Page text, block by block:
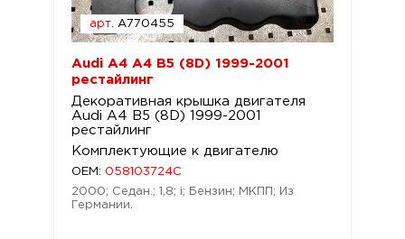
арт. A770455
Audi A4 A4 B5 (8D) 1999-2001
рестайлинг
Декоративная крышка двигателя
Audi A4 B5 (8D) 1999-2001
рестайлинг
Комплектующие к двигателю
OEM: 058103724C
2000; Седан.; 1,8; i; Бензин; МКПП; Из
Германии.